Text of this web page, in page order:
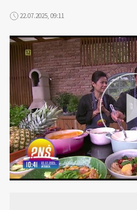
22.07.2025, 09:11